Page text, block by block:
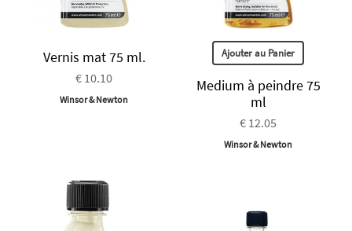
Vernis mat 75 ml.
€ 10.10
Winsor & Newton
Ajouter au Panier
Medium à peindre 75
ml
€ 12.05
Winsor & Newton